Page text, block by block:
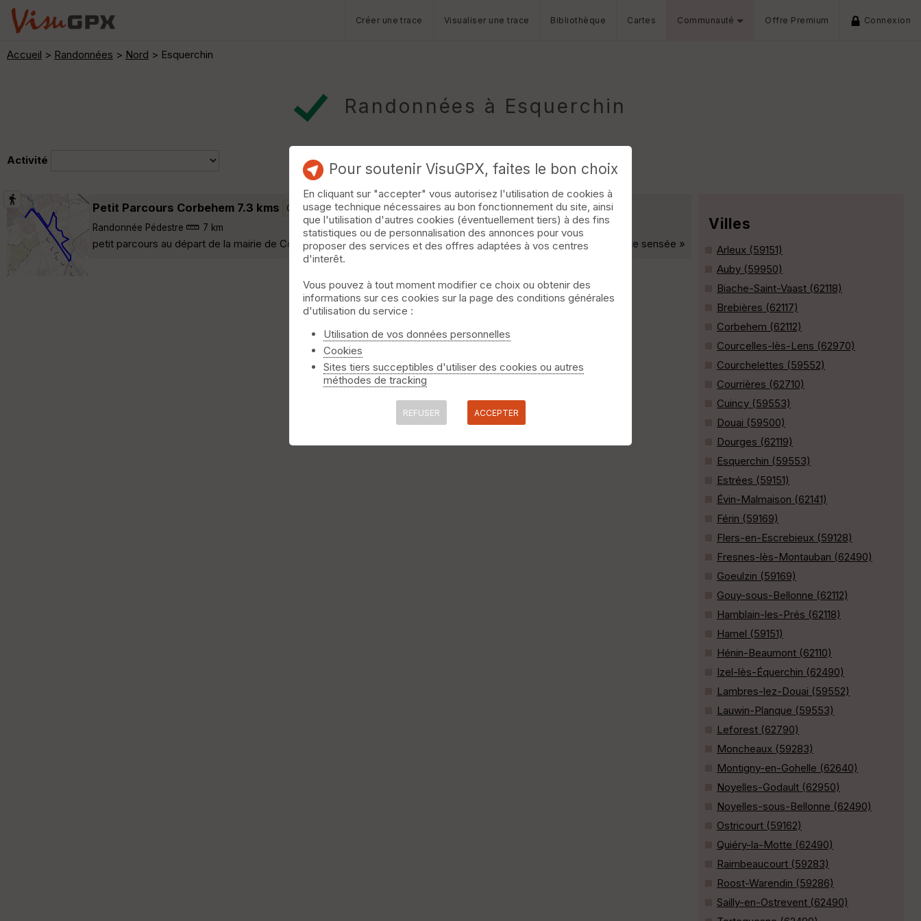
Créer une trace Visualiser une trace Bibliothèque Cartes Communauté Offre Premium Connexion
Accueil > Randonnées > Nord > Esquerchin
Randonnées à Esquerchin
Activité
Petit Parcours Corbehem 7.3 kms Goeulzin
Randonnée Pédestre 7 km
petit parcours au départ de la mairie de Corbehem en longeant le canal de la dérivation de la Scarpe puis de la petite sensée »
Villes
Arleux (59151)
Auby (59950)
Biache-Saint-Vaast (62118)
Brebières (62117)
Corbehem (62112)
Courcelles-lès-Lens (62970)
Courchelettes (59552)
Courrières (62710)
Cuincy (59553)
Douai (59500)
Dourges (62119)
Esquerchin (59553)
Estrées (59151)
Évin-Malmaison (62141)
Férin (59169)
Flers-en-Escrebieux (59128)
Fresnes-lès-Montauban (62490)
Goeulzin (59169)
Gouy-sous-Bellonne (62112)
Hamblain-les-Prés (62118)
Hamel (59151)
Hénin-Beaumont (62110)
Izel-lès-Équerchin (62490)
Lambres-lez-Douai (59552)
Lauwin-Planque (59553)
Leforest (62790)
Moncheaux (59283)
Montigny-en-Gohelle (62640)
Noyelles-Godault (62950)
Noyelles-sous-Bellonne (62490)
Ostricourt (59162)
Quiéry-la-Motte (62490)
Raimbeaucourt (59283)
Roost-Warendin (59286)
Sailly-en-Ostrevent (62490)
Pour soutenir VisuGPX, faites le bon choix
En cliquant sur "accepter" vous autorisez l'utilisation de cookies à
usage technique nécessaires au bon fonctionnement du site, ainsi
que l'utilisation d'autres cookies (éventuellement tiers) à des fins
statistiques ou de personnalisation des annonces pour vous
proposer des services et des offres adaptées à vos centres
d'interêt.
Vous pouvez à tout moment modifier ce choix ou obtenir des
informations sur ces cookies sur la page des conditions générales
d'utilisation du service :
Utilisation de vos données personnelles
Cookies
Sites tiers succeptibles d'utiliser des cookies ou autres
méthodes de tracking
REFUSER ACCEPTER